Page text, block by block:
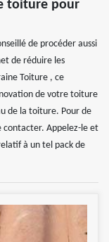
toiture pour
de procéder aussi
de réduire les
Toiture , ce
de votre toiture
de la toiture. Pour de
contacter. Appelez-le et
à un tel pack de